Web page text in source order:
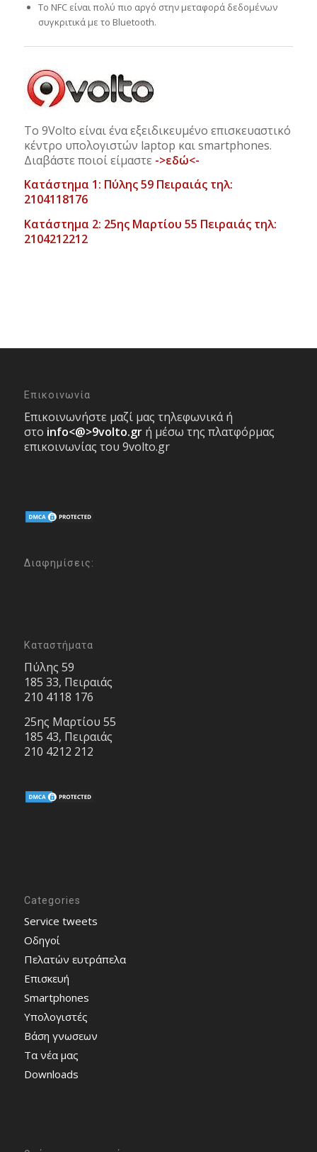
Το NFC είναι πολύ πιο αργό στην μεταφορά δεδομένων
συγκριτικά με το Bluetooth.
Το 9Volto είναι ένα εξειδικευμένο επισκευαστικό
κέντρο υπολογιστών laptop και smartphones.
Διαβάστε ποιοί είμαστε ->εδώ<-
Κατάστημα 1: Πύλης 59 Πειραιάς τηλ:
2104118176
Κατάστημα 2: 25ης Μαρτίου 55 Πειραιάς τηλ:
2104212212
Επικοινωνία
Επικοινωνήστε μαζί μας τηλεφωνικά ή
στο info<@>9volto.gr ή μέσω της πλατφόρμας
επικοινωνίας του 9volto.gr
Διαφημίσεις:
Καταστήματα
Πύλης 59
185 33, Πειραιάς
210 4118 176
25ης Μαρτίου 55
185 43, Πειραιάς
210 4212 212
Categories
Service tweets
Οδηγοί
Πελατών ευτράπελα
Επισκευή
Smartphones
Υπολογιστές
Bάση γνωσεων
Τα νέα μας
Downloads